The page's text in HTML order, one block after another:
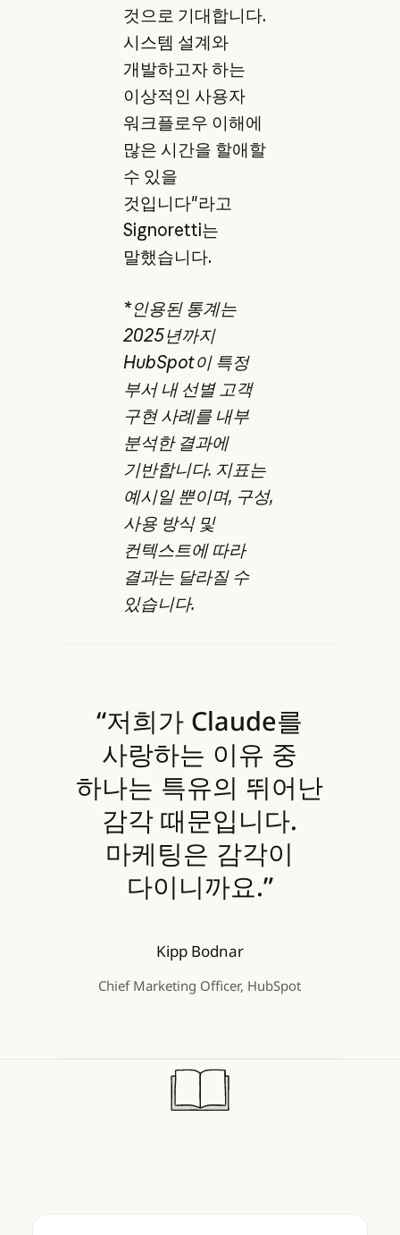
것으로 기대합니다.
시스템 설계와
개발하고자 하는
이상적인 사용자
워크플로우 이해에
많은 시간을 할애할
수 있을
것입니다"라고
Signoretti는
말했습니다.
*인용된 통계는
2025년까지
HubSpot이 특정
부서 내 선별 고객
구현 사례를 내부
분석한 결과에
기반합니다. 지표는
예시일 뿐이며, 구성,
사용 방식 및
컨텍스트에 따라
결과는 달라질 수
있습니다.
“저희가 Claude를
사랑하는 이유 중
하나는 특유의 뛰어난
감각 때문입니다.
마케팅은 감각이
다이니까요.”
Kipp Bodnar
Chief Marketing Officer, HubSpot